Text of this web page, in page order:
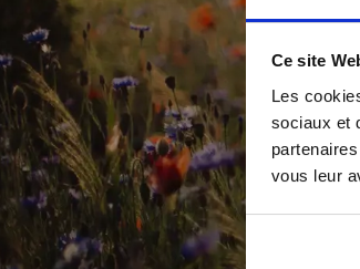
Ce site
Les
sociaux et
vous leur
Je